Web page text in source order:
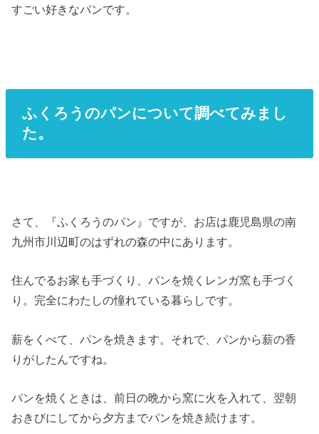
すごい好きなパンです。
ふくろうのパンについて調べてみまし
た。
さて、『ふくろうのパン』ですが、お店は鹿児島県の南
九州市川辺町のはずれの森の中にあります。
住んでるお家も手づくり、パンを焼くレンガ窯も手づく
り。完全にわたしの憧れている暮らしです。
薪をくべて、パンを焼きます。それで、パンから薪の香
りがしたんですね。
パンを焼くときは、前日の晩から窯に火を入れて、翌朝
おきびにしてから夕方までパンを焼き続けます。